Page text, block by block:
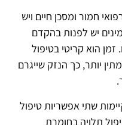
חמור ומסכן חיים ויש
יש לפנות בהקדם
זמן הוא קריטי בטיפול
יותר, כך הנזק שייגרם
שתי אפשריות טיפול
תלויה בחומרת